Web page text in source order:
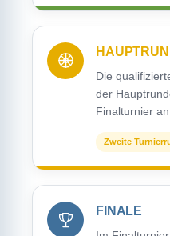
Die
der
Finalturnier an.
Zweite
FINALE